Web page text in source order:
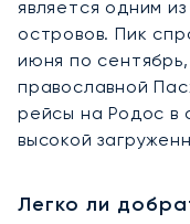
является одним
островов. Пик
июня по
православной
рейсы на Родос в
высокой
Легко ли